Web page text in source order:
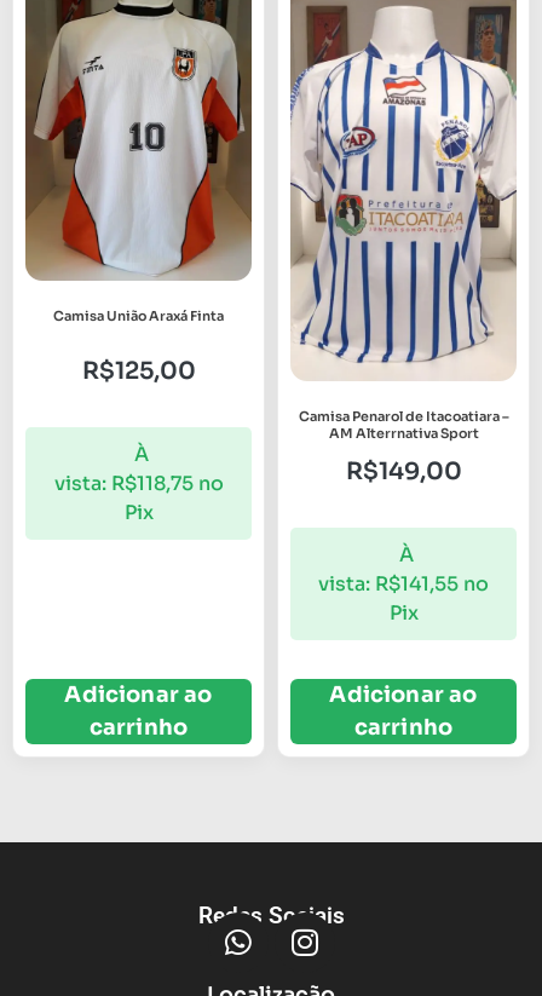
Camisa União Araxá Finta
R$125,00
À
vista: R$118,75 no
Pix
Adicionar ao
carrinho
Camisa Penarol de Itacoatiara –
AM Alterrnativa Sport
R$149,00
À
vista: R$141,55 no
Pix
Adicionar ao
carrinho
Redes Sociais